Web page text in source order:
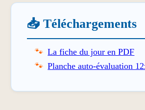
📥 Téléchargements
La fiche du jour en PDF
Planche auto-évaluation